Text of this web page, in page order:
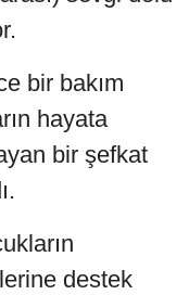
bir bakım
hayata
bir şefkat
destek